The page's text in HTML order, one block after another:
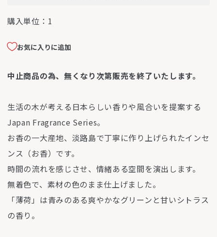
購入単位： 1
お気に入りに追加
中止商品の為、無くなり次第販売を終了いたします。
⽣活の⽊が考える⽇本らしい⾹りや⾵合いを提案する
Japan Fragrance Series。
お香の⼀⼤産地、淡路島で丁寧に作り上げられたインセ
ンス（お香）です。
時間の流れを感じさせ、情緒ある空間を演出します。
無着⾊で、素材の⾊のまま仕上げました。
「薄荷」は⻘みのある爽やかなグリーンと⽢いシトラス
の⾹り。